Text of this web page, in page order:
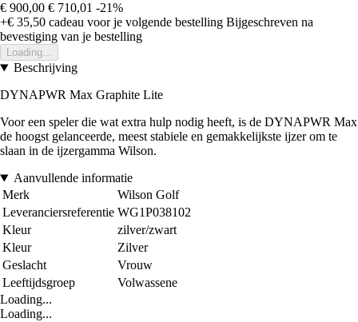
€ 900,00 € 710,01 -21%
+€ 35,50 cadeau voor je volgende bestelling Bijgeschreven na
bevestiging van je bestelling
Loading...
Beschrijving
DYNAPWR Max Graphite Lite
Voor een speler die wat extra hulp nodig heeft, is de DYNAPWR Max
de hoogst gelanceerde, meest stabiele en gemakkelijkste ijzer om te
slaan in de ijzergamma Wilson.
Aanvullende informatie
Merk
Wilson Golf
Leveranciersreferentie WG1P038102
Kleur
zilver/zwart
Kleur
Zilver
Geslacht
Vrouw
Leeftijdsgroep
Volwassene
Loading...
Loading...